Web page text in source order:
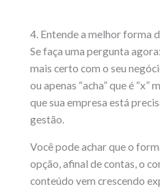
4. Entende a melhor forma
Se faça uma pergunta
mais certo com o seu
ou apenas “acha” que é “x”
que sua empresa está
gestão.
Você pode achar que o
opção, afinal de contas, o
conteúdo vem crescendo